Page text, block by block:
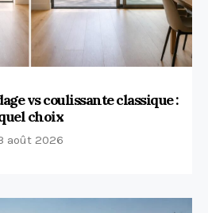
vs coulissante classique :
choix
août 2026